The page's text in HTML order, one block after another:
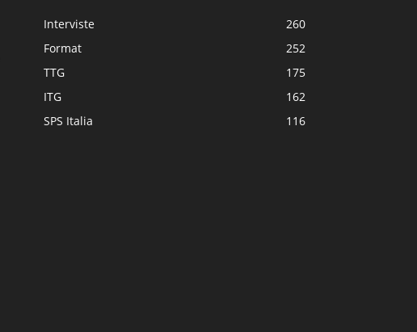
Interviste
260
Format
252
TTG
175
ITG
162
SPS Italia
116